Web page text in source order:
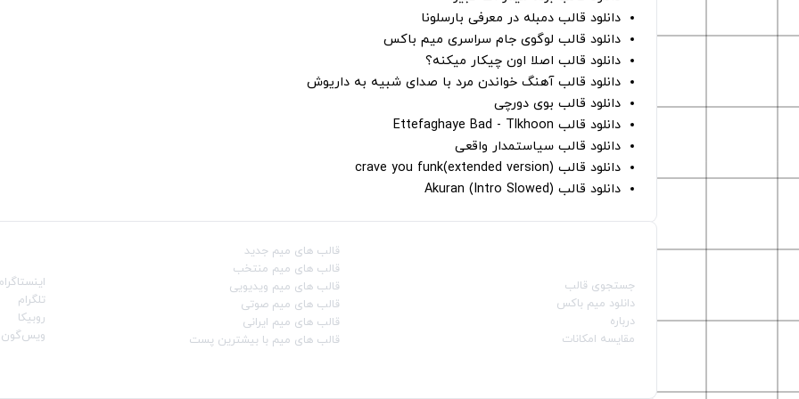
دانلود قالب دمبله در معرفی بارسلونا
دانلود قالب لوگوی جام سراسری میم باکس
دانلود قالب اصلا اون چیکار میکنه؟
دانلود قالب آهنگ خواندن مرد با صدای شبیه به داریوش
دانلود قالب بوی دورچی
دانلود قالب Ettefaghaye Bad - Tlkhoon
دانلود قالب سیاستمدار واقعی
دانلود قالب crave you funk(extended version)
دانلود قالب (Intro Slowed) Akuran
جستجوی قالب
دانلود میم باکس
درباره
مقایسه امکانات
قالب‌ های میم جدید
قالب‌ های میم منتخب
قالب‌ های میم ویدیویی
قالب‌ های میم صوتی
قالب‌ های میم ایرانی
قالب‌ های میم با بیشترین پست
تلگرام
روبیکا
ویس‌گون